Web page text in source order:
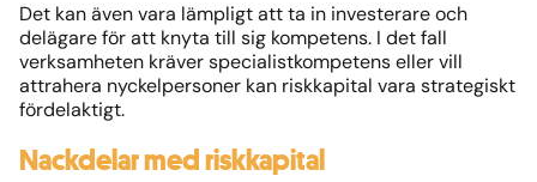
Det kan även vara lämpligt att ta in investerare och
delägare för att knyta till sig kompetens. I det fall
verksamheten kräver specialistkompetens eller vill
attrahera nyckelpersoner kan riskkapital vara strategiskt
fördelaktigt.
Nackdelar med riskkapital